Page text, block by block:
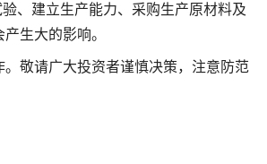
、建立生产能力、采购生产原材料及
生大的影响。
敬请广大投资者谨慎决策，注意防范